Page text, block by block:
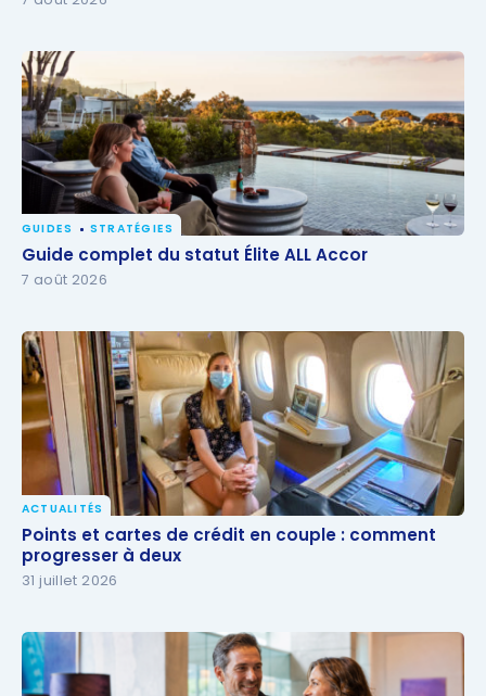
Guide complet du statut Élite ALL Accor
GUIDES STRATÉGIES
Guide complet du statut Élite ALL Accor
7 août 2026
Points et cartes de crédit en couple : comment
progresser à deux
ACTUALITÉS
Points et cartes de crédit en couple : comment
progresser à deux
31 juillet 2026